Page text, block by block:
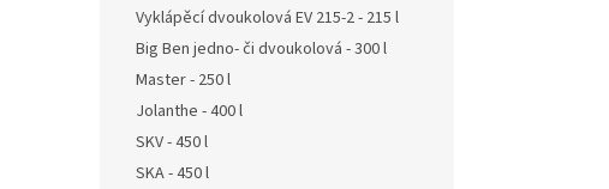
Vyklápěcí dvoukolová EV 215-2 - 215 l
Big Ben jedno- či dvoukolová - 300 l
Master - 250 l
Jolanthe - 400 l
SKV - 450 l
SKA - 450 l